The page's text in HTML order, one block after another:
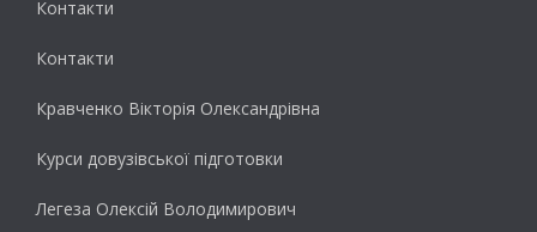
Контакти
Контакти
Кравченко Вікторія Олександрівна
Курси довузівської підготовки
Легеза Олексій Володимирович